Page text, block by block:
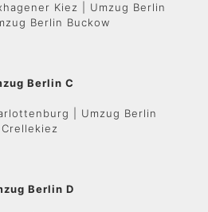
Kiez | Umzug Berlin
Berlin Buckow
Berlin C
| Umzug Berlin
Crellekiez
Berlin D